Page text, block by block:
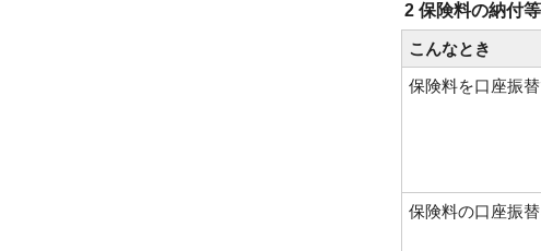
2 保険料の納付等
こんなとき
保険料を口座振
保険料の口座振